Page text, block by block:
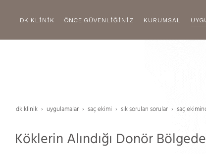
DK KLİNİK ÖNCE GÜVENLİĞİNİZ KURUMSAL
dk klinik uygulamalar saç eki̇mi̇ sik sorulan sorular saç
Köklerin Alındığı Donör